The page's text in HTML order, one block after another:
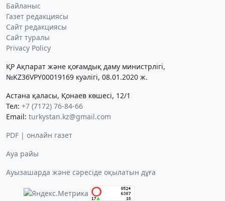
Байланыс
Газет редакциясы
Сайт редакциясы
Сайт туралы
Privacy Policy
ҚР Ақпарат және қоғамдық даму министрлігі,
№KZ36VPY00019169 куәлігі, 08.01.2020 ж.
Астана қаласы, Қонаев көшесі, 12/1
Тел: +7 (7172) 76-84-66
Email: turkystan.kz@gmail.com
PDF | онлайн газет
Ауа райы
Ауызашарда және сәресіде оқылатын дұға